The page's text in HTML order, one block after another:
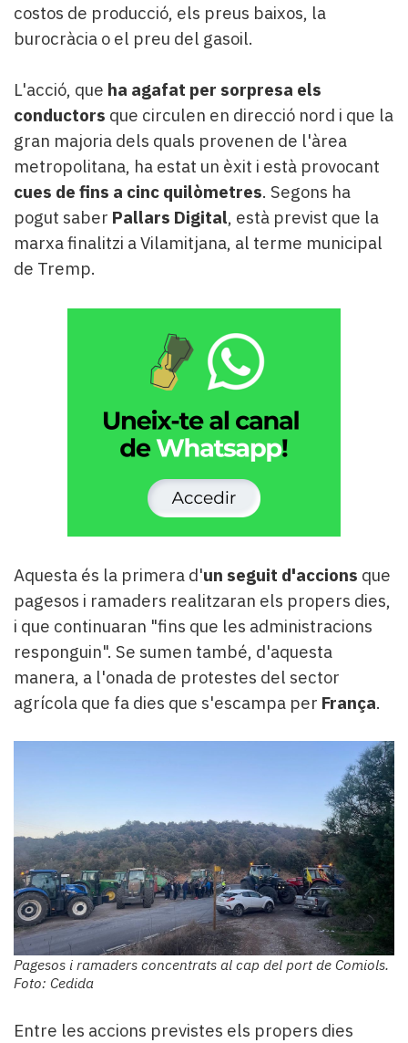
costos de producció, els preus baixos, la
burocràcia o el preu del gasoil.
L'acció, que ha agafat per sorpresa els
conductors que circulen en direcció nord i que la
gran majoria dels quals provenen de l'àrea
metropolitana, ha estat un èxit i està provocant
cues de fins a cinc quilòmetres. Segons ha
pogut saber Pallars Digital, està previst que la
marxa finalitzi a Vilamitjana, al terme municipal
de Tremp.
Aquesta és la primera d'un seguit d'accions que
pagesos i ramaders realitzaran els propers dies,
i que continuaran "fins que les administracions
responguin". Se sumen també, d'aquesta
manera, a l'onada de protestes del sector
agrícola que fa dies que s'escampa per França.
Pagesos i ramaders concentrats al cap del port de Comiols.
Foto: Cedida
Entre les accions previstes els propers dies